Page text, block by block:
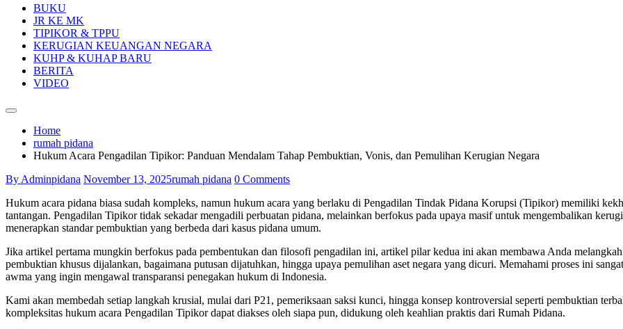
BUKU
JR KE MK
TIPIKOR & TPPU
KERUGIAN KEUANGAN NEGARA
KUHP & KUHAP BARU
BERITA
VIDEO
Home
rumah pidana
Hukum Acara Pengadilan Tipikor: Panduan Mendalam Tahap Pembuktian, Vonis, dan Pemulihan Kerugian Negara
By Adminpidana November 13, 2025rumah pidana 0 Comments
Hukum acara pidana biasa sudah kompleks, namun hukum acara yang berlaku di Pengadilan Tindak Pidana Korupsi (Tipikor) memiliki
tantangan. Pengadilan Tipikor tidak sekadar mengadili perbuatan pidana, melainkan berfokus pada upaya masif untuk mengembalikan
menerapkan standar pembuktian yang berbeda dari kasus pidana umum.
Jika artikel pertama mungkin berfokus pada pembentukan dan filosofi pengadilan ini, artikel pilar kedua ini akan membawa Anda
pembuktian khusus dijalankan, bagaimana putusan dijatuhkan, hingga upaya pemulihan aset negara yang dicuri. Memahami proses ini
awma yang ingin mengawal transparansi penegakan hukum di Indonesia.
Kami akan membedah setiap langkah krusial, mulai dari P21, pemeriksaan saksi kunci, hingga konsep kontroversial seperti pembuktian
kompleksitas hukum acara Pengadilan Tipikor dapat diakses oleh siapa pun, didukung oleh keahlian praktis dari Rumah Pidana.